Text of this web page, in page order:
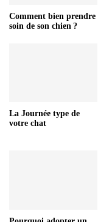
Comment bien prendre
soin de son chien ?
La Journée type de
votre chat